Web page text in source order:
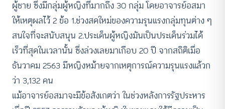
ผู้ชาย ซึ่งมีกลุ่มผู้หญิงที่มากถึง 30 กลุ่ม โดยอาจารย์อสมา
ให้เหตุผลไว้ 2 ข้อ 1.ช่วงสดใหม่ของความรุนแรงกลุ่มทุนต่าง ๆ
สนใจที่จะสนับสนุน 2.ประเด็นผู้หญิงมันเป็นประเด็นร่วมได้
เร็วที่สุดในเวลานั้น ซึ่งล่วงเลยมาเกือบ 20 ปี จากสถิติเมื่อ
ธันวาคม 2563 มีหญิงหม้ายจากเหตุการณ์ความรุนแรงแล้วก
ว่า 3,132 คน
แม้อาจารย์อสมาจะมีข้อสังเกตว่า ในช่วงหลังการรัฐประหาร